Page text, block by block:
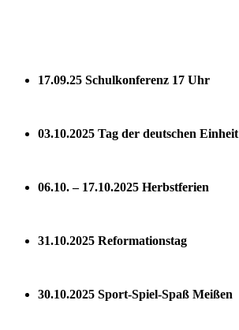
17.09.25 Schulkonferenz 17 Uhr
03.10.2025 Tag der deutschen Einheit
06.10. – 17.10.2025 Herbstferien
31.10.2025 Reformationstag
30.10.2025 Sport-Spiel-Spaß Meißen